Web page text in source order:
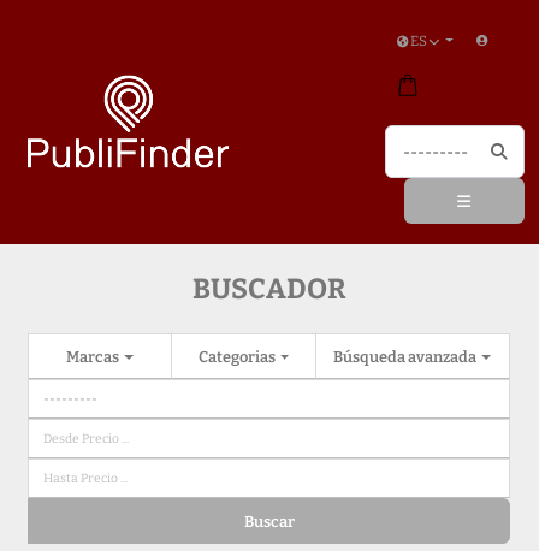
ES
BUSCADOR
Categorias
Marcas Búsqueda avanzada
Buscar